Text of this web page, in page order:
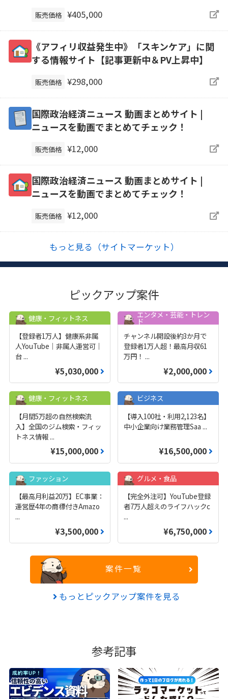
販売価格 ¥405,000
《アフィリ収益発生中》「スキンケア」に関
する情報サイト【記事更新中＆PV上昇中】
販売価格 ¥298,000
国際政治経済ニュース 動画まとめサイト |
ニュースを動画でまとめてチェック！
販売価格 ¥12,000
国際政治経済ニュース 動画まとめサイト |
ニュースを動画でまとめてチェック！
販売価格 ¥12,000
もっと見る（サイトマーケット）
ピックアップ案件
健康・フィットネス
【登録者1万人】健康系非属
人YouTube｜非属人運営可｜
台 ...
¥5,030,000
エンタメ・芸能・トレン
ド
チャンネル開設後約3か月で
登録者1万人超！最高月収61
万円！ ...
¥2,000,000
健康・フィットネス
【月間5万超の自然検索流
入】全国のジム検索・フィッ
トネス情報 ...
¥15,000,000
ビジネス
【導入100社・利用2,123名】
中小企業向け業務管理Saa ...
¥16,500,000
ファッション
【最高月利益20万】EC事業：
運営歴4年の商標付きAmazo
...
¥3,500,000
グルメ・食品
【完全外注可】YouTube登録
者7万人超えのライフハックc
...
¥6,750,000
案件一覧
もっとピックアップ案件を見る
参考記事